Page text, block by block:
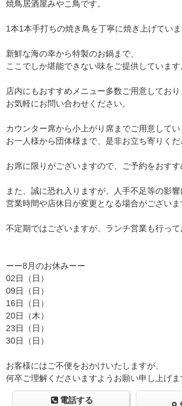
焼鳥居酒屋みやこ鳥です。
1本1本手打ちの焼き鳥を丁寧に焼き上げていま
新鮮な海の幸から特製のお鍋まで、
ここでしか堪能できない味をご提供しています
店内にもおすすめメニュー多数ご用意しており
お気軽にお問い合わせください。
カウンター席から小上がり席までご用意してい
お一人様から団体様まで、是非お立ち寄りくだ
お席に限りがございますので、ご予約をおすす
また、誠に恐れ入りますが、人手不足等の影響
営業時間や店休日が変更となる場合がございま
不定期ではございますが、ランチ営業も行って
ーー8月のお休みーー
02日（日）
09日（日）
16日（日）
20日（木）
23日（日）
30日（日）
お客様にはご不便をおかけいたしますが、
何卒ご理解くださいますようお願い申し上げま
電話する